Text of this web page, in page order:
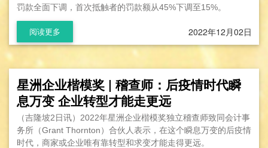
罚款全面下调，首次抵触者的罚款额从45%下调至15%。
阅读更多 2022年12月02日
星洲企业楷模奖 | 稽查师：后疫情时代瞬
息万变 企业转型才能走更远
（吉隆坡2日讯）2022年星洲企业楷模奖独立稽查师致同会计事
务所（Grant Thornton）合伙人表示，在这个瞬息万变的后疫情
时代，商家或企业唯有靠转型和求变才能走得更远。